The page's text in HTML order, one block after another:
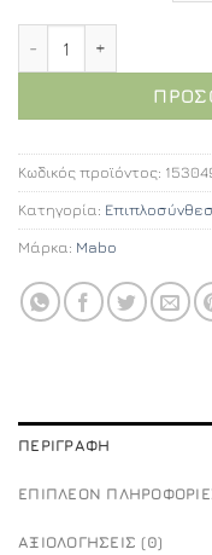
Κωδικός προϊόντος:
Κατηγορία:
Μάρκα: Mabo
ΠΕΡΙΓΡΑΦΉ
ΕΠΙΠΛΈΟΝ
ΑΞΙΟΛΟΓΉΣΕΙΣ (0)